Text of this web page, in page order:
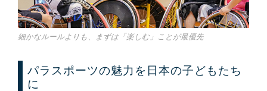
細かなルールよりも、まずは「楽しむ」ことが最優先
パラスポーツの魅力を日本の子どもたち
に